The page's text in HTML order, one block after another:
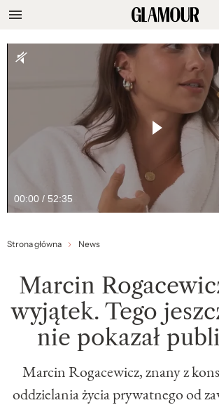
00:00 / 52:35
Strona główna News
Marcin
wyjątek. Tego
nie pokazał
Marcin Rogacewicz, znany z
oddzielania życia prywatnego od